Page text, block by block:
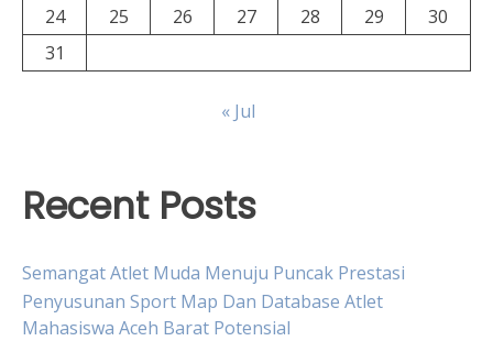
24
25 26 27 28 29
30
31
« Jul
Recent Posts
Semangat Atlet Muda Menuju Puncak Prestasi
Penyusunan Sport Map Dan Database Atlet
Mahasiswa Aceh Barat Potensial